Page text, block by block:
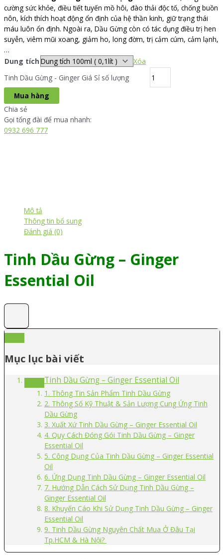
cường sức khỏe, điều tiết tuyến mồ hôi, đào thải độc tố, chống buồn
nôn, kích thích hoạt động ổn định của hệ thần kinh, giữ trạng thái
máu luôn ổn định. Ngoài ra, Dầu Gừng còn có tác dụng điều trị hen
suyễn, viêm mũi xoang, giảm ho, long đờm, trị cảm cúm, cảm lạnh,
…
Dung tích
Xóa
Tinh Dầu Gừng - Ginger Giá Sỉ số lượng
Mua hàng
Chia sẻ
Gọi tổng đài để mua nhanh:
0932 696 777
Mô tả
Thông tin bổ sung
Đánh giá (0)
Tinh Dầu Gừng – Ginger
Essential Oil
Mục lục bài viết
Tinh Dầu Gừng – Ginger Essential Oil
1. Thông Tin Sản Phẩm Tinh Dầu Gừng
2. Thông Số Kỹ Thuật & Sản Lượng Cung Ứng Tinh
Dầu Gừng
3. Xuất Xứ Tinh Dầu Gừng – Ginger Essential Oil
4. Quy Cách Đóng Gói Tinh Dầu Gừng – Ginger
Essential Oil
5. Công Dụng Của Tinh Dầu Gừng – Ginger Essential
Oil
6. Ứng Dụng Tinh Dầu Gừng – Ginger Essential Oil
7. Hướng Dẫn Cách Sử Dụng Tinh Dầu Gừng –
Ginger Essential Oil
8. Khuyến Cáo Khi Sử Dụng Tinh Dầu Gừng – Ginger
Essential Oil
9. Tinh Dầu Gừng Nguyên Chất Mua Ở Đâu Tại
Tp.HCM & Hà Nội?